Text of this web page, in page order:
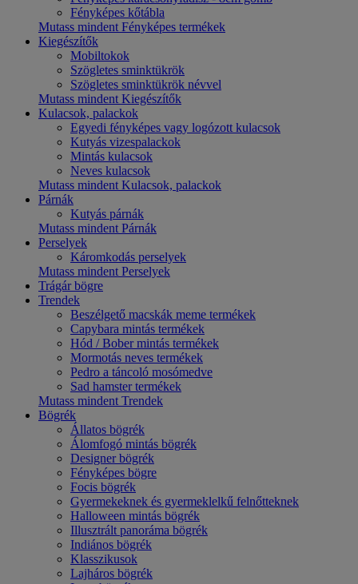
Fényképes kőtábla
Mutass mindent Fényképes termékek
Kiegészítők
Mobiltokok
Szögletes sminktükrök
Szögletes sminktükrök névvel
Mutass mindent Kiegészítők
Kulacsok, palackok
Egyedi fényképes vagy logózott kulacsok
Kutyás vizespalackok
Mintás kulacsok
Neves kulacsok
Mutass mindent Kulacsok, palackok
Párnák
Kutyás párnák
Mutass mindent Párnák
Perselyek
Káromkodás perselyek
Mutass mindent Perselyek
Trágár bögre
Trendek
Beszélgető macskák meme termékek
Capybara mintás termékek
Hód / Bober mintás termékek
Mormotás neves termékek
Pedro a táncoló mosómedve
Sad hamster termékek
Mutass mindent Trendek
Bögrék
Állatos bögrék
Álomfogó mintás bögrék
Designer bögrék
Fényképes bögre
Focis bögrék
Gyermekeknek és gyermeklelkű felnőtteknek
Halloween mintás bögrék
Illusztrált panoráma bögrék
Indiános bögrék
Klasszikusok
Lajháros bögrék